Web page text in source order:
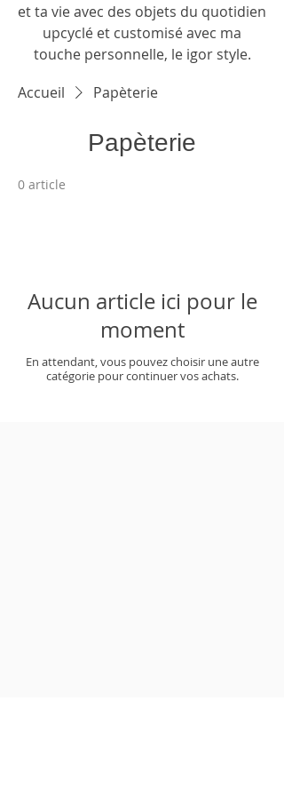
et ta vie avec des objets du quotidien
upcyclé et customisé avec ma
touche personnelle, le igor style.
Accueil
Papèterie
Papèterie
0 article
Aucun article ici pour le
moment
En attendant, vous pouvez choisir une autre
catégorie pour continuer vos achats.